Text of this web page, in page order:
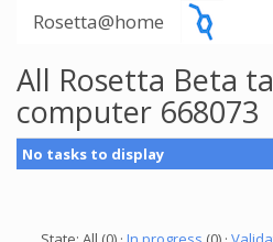
Rosetta@home
All Rosetta Beta
computer 668073
No tasks to display